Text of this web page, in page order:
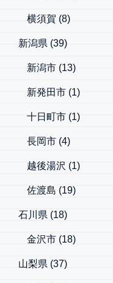
横須賀 (8)
新潟県 (39)
新潟市 (13)
新発田市 (1)
十日町市 (1)
長岡市 (4)
越後湯沢 (1)
佐渡島 (19)
石川県 (18)
金沢市 (18)
山梨県 (37)